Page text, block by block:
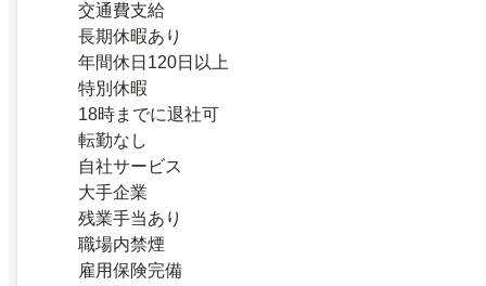
交通費支給
長期休暇あり
年間休日120日以上
特別休暇
18時までに退社可
転勤なし
自社サービス
大手企業
残業手当あり
職場内禁煙
雇用保険完備